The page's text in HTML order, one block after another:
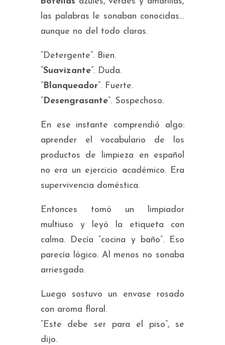
las palabras le sonaban conocidas…
aunque no del todo claras.
“Detergente”. Bien.
“Suavizante”. Duda.
“Blanqueador”. Fuerte.
“Desengrasante”. Sospechoso.
En ese instante comprendió algo:
aprender el vocabulario de los
productos de limpieza en español
no era un ejercicio académico. Era
supervivencia doméstica.
Entonces tomó un limpiador
multiuso y leyó la etiqueta con
calma. Decía “cocina y baño”. Eso
parecía lógico. Al menos no sonaba
arriesgado.
Luego sostuvo un envase rosado
con aroma floral.
“Este debe ser para el piso”, se
dijo.